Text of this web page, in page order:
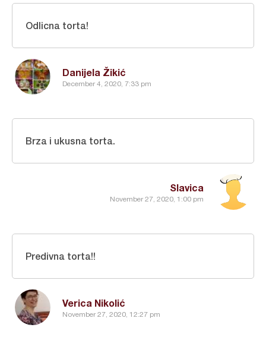
Danijela Žikić
December 4, 2020, 7:33 pm
Odlicna torta!
Slavica
November 27, 2020, 1:00 pm
Brza i ukusna torta.
Verica Nikolić
November 27, 2020, 12:27 pm
Predivna torta!!